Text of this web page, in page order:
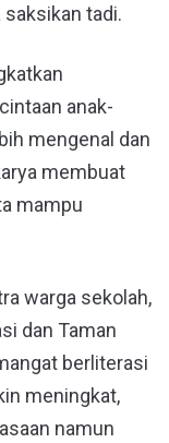
saksikan tadi.
anak-
mengenal dan
membuat
mampu
warga sekolah,
dan Taman
berliterasi
meningkat,
namun